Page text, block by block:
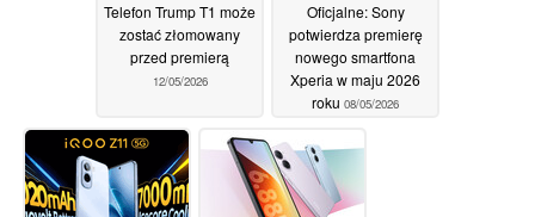
Telefon Trump T1 może
zostać złomowany
przed premierą
12/05/2026
Oficjalne: Sony
potwierdza premierę
nowego smartfona
Xperia w maju 2026
roku 08/05/2026